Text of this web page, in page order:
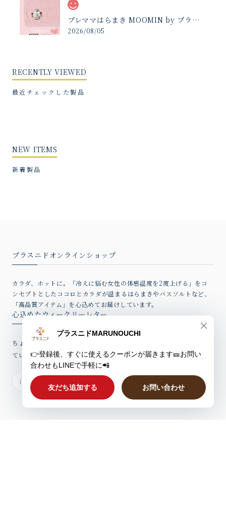
プレママはらまき MOOMIN by プラスニド
2026/08/05
帳に入れたり、栞代わりにしたりして楽しんでいます。
2026/08/04
適度に張りと厚みがあるけれど、たたんで巾着に入れら
れるのでかばんに入れて持ち歩きたいと思います。 控
えめなこのデザインなら高校生や大学生の息子にも貸し
てやって使わせることができそうです。
この度はプラスニド製品をお買い求めいた
だき誠にありがとうございました。大きく
派手なデザインは苦手なものですから、そ
うのように感じていただけてとても嬉しい
RECENTLY VIEWED
最近チェックした製品
NEW ITEMS
新着製品
プラスニドオンラインショップ
カラダ、ホットに。「冷えに悩む女性の体感温度を2度上げる」をコ
ンセプトとしたココロとカラダが温まるはらまきやバスソルトなど、
「高品質アイテム」を心込めてお届けしています。
心込めたウィークリーレター
ちょっとしたお話、新製品情報やお得なクーポンを心込めてお届けし
ていますのでぜひご登録ください。